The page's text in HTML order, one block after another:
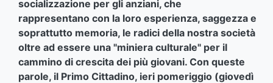
socializzazione per gli anziani, che
rappresentano con la loro esperienza, saggezza e
soprattutto memoria, le radici della nostra società
oltre ad essere una "miniera culturale" per il
cammino di crescita dei più giovani. Con queste
parole, il Primo Cittadino, ieri pomeriggio (giovedì